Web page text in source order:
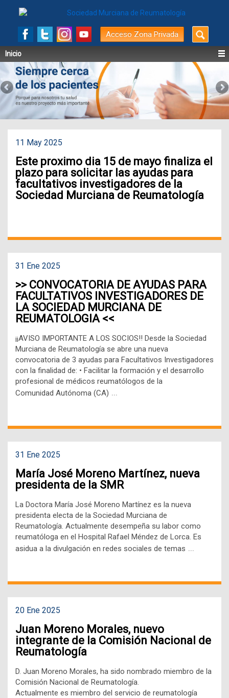
Acceso Zona Privada
Buscar
por:
Inicio
11 May 2025
Este proximo dia 15 de mayo finaliza el
plazo para solicitar las ayudas para
facultativos investigadores de la
Sociedad Murciana de Reumatología
31 Ene 2025
>> CONVOCATORIA DE AYUDAS PARA
FACULTATIVOS INVESTIGADORES DE
LA SOCIEDAD MURCIANA DE
REUMATOLOGIA <<
¡¡AVISO IMPORTANTE A LOS SOCIOS!! Desde la Sociedad
Murciana de Reumatología se abre una nueva
convocatoria de 3 ayudas para Facultativos Investigadores
con la finalidad de: • Facilitar la formación y el desarrollo
profesional de médicos reumatólogos de la
Comunidad Autónoma (CA) …
31 Ene 2025
María José Moreno Martínez, nueva
presidenta de la SMR
La Doctora María José Moreno Martínez es la nueva
presidenta electa de la Sociedad Murciana de
Reumatología. Actualmente desempeña su labor como
reumatóloga en el Hospital Rafael Méndez de Lorca. Es
asidua a la divulgación en redes sociales de temas …
20 Ene 2025
Juan Moreno Morales, nuevo
integrante de la Comisión Nacional de
Reumatología
D. Juan Moreno Morales, ha sido nombrado miembro de la
Comisión Nacional de Reumatología.
Actualmente es miembro del servicio de reumatología